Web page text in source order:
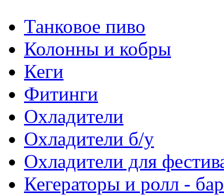
Танковое пиво
Колонны и кобры
Кеги
Фитинги
Охладители
Охладители б/у
Охладители для
Кегераторы и ролл -